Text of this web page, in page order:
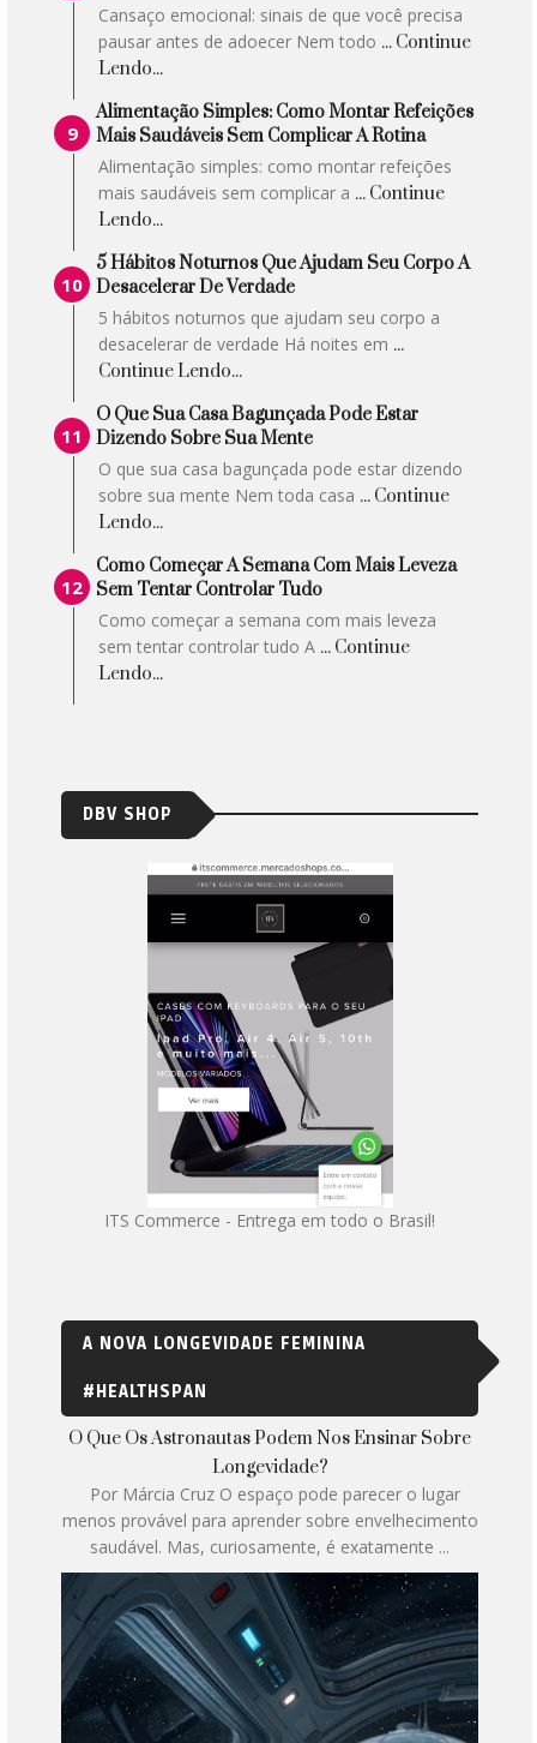
Cansaço emocional: sinais de que você precisa
pausar antes de adoecer Nem todo ... Continue
Lendo...
Alimentação Simples: Como Montar Refeições
Mais Saudáveis Sem Complicar A Rotina
Alimentação simples: como montar refeições
mais saudáveis sem complicar a ... Continue
Lendo...
5 Hábitos Noturnos Que Ajudam Seu Corpo A
Desacelerar De Verdade
5 hábitos noturnos que ajudam seu corpo a
desacelerar de verdade Há noites em ...
Continue Lendo...
O Que Sua Casa Bagunçada Pode Estar
Dizendo Sobre Sua Mente
O que sua casa bagunçada pode estar dizendo
sobre sua mente Nem toda casa ... Continue
Lendo...
Como Começar A Semana Com Mais Leveza
Sem Tentar Controlar Tudo
Como começar a semana com mais leveza
sem tentar controlar tudo A ... Continue
Lendo...
DBV SHOP
ITS Commerce - Entrega em todo o Brasil!
A NOVA LONGEVIDADE FEMININA
#HEALTHSPAN
O Que Os Astronautas Podem Nos Ensinar Sobre
Longevidade?
Por Márcia Cruz O espaço pode parecer o lugar
menos provável para aprender sobre envelhecimento
saudável. Mas, curiosamente, é exatamente ...